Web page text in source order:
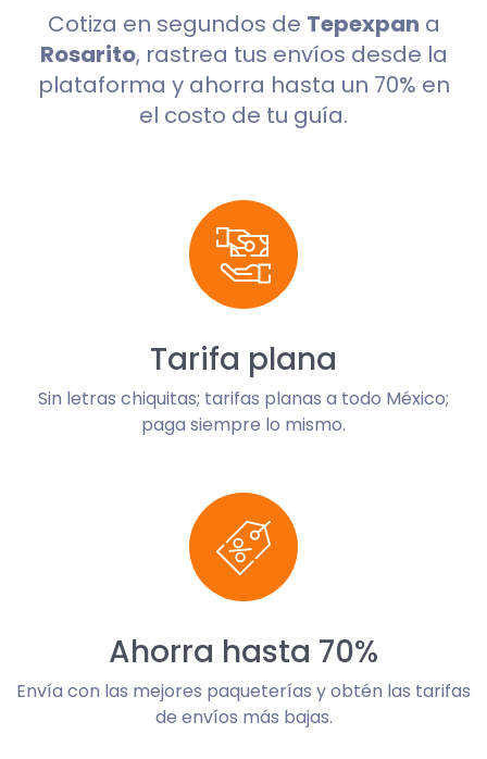
Cotiza en segundos de Tepexpan a
Rosarito, rastrea tus envíos desde la
plataforma y ahorra hasta un 70% en
el costo de tu guía.
Tarifa plana
Sin letras chiquitas; tarifas planas a todo México;
paga siempre lo mismo.
Ahorra hasta 70%
Envía con las mejores paqueterías y obtén las tarifas
de envíos más bajas.